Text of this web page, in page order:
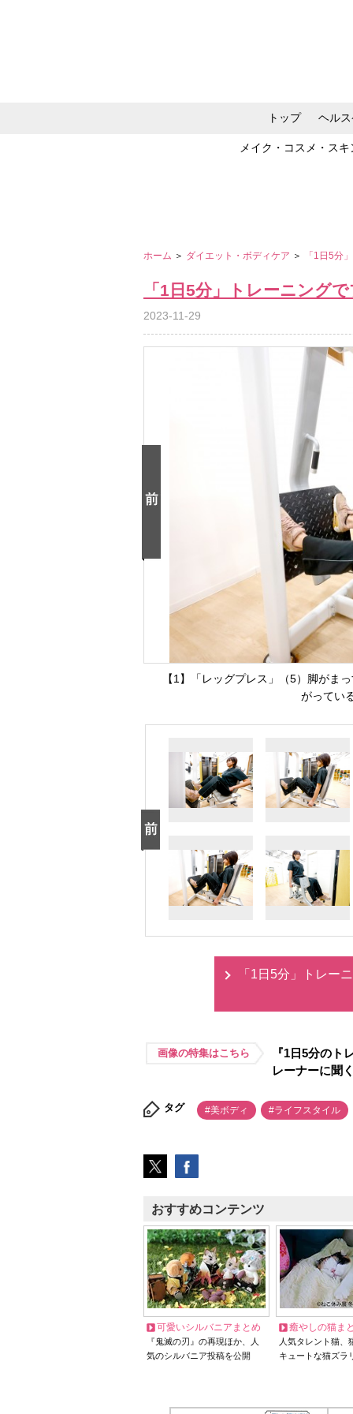
トップ ヘル
メイク・コスメ・ス
ホーム ＞ ダイエット・ボディケア ＞ 「1日5分
「1日5分」トレーニング
2023-11-29
【1】「レッグプレス」（5）脚がま
がってい
「1日5分」トレー
画像の特集はこちら
『1日5分のト
レーナーに聞
タグ #美ボディ #ライフスタイル
おすすめコンテンツ
可愛いシルバニアまとめ
『鬼滅の刃』の再現ほか、人
気のシルバニア投稿を公開
癒やしの猫ま
人気タレント猫
キュートな猫ズラ